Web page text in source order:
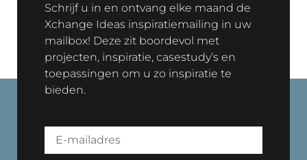
Schrijf u in en ontvang elke maand de
Xchange Ideas inspiratiemailing in uw
mailbox! Deze zit boordevol met
projecten, inspiratie, casestudy’s en
toepassingen om u zo inspiratie te
bieden.